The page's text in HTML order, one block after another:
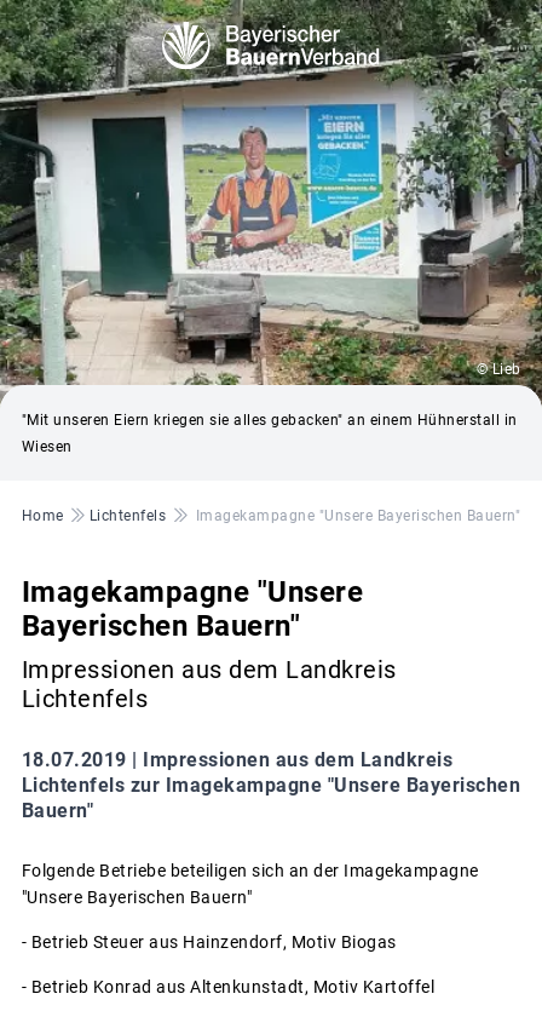
© Lieb
"Mit unseren Eiern kriegen sie alles gebacken" an einem Hühnerstall in
Wiesen
Pfadnavigation
Home Lichtenfels Imagekampagne "Unsere Bayerischen Bauern"
Imagekampagne "Unsere
Bayerischen Bauern"
Impressionen aus dem Landkreis
Lichtenfels
18.07.2019 |
Impressionen aus dem Landkreis
Lichtenfels zur Imagekampagne "Unsere Bayerischen
Bauern"
Folgende Betriebe beteiligen sich an der Imagekampagne
"Unsere Bayerischen Bauern"
- Betrieb Steuer aus Hainzendorf, Motiv Biogas
- Betrieb Konrad aus Altenkunstadt, Motiv Kartoffel